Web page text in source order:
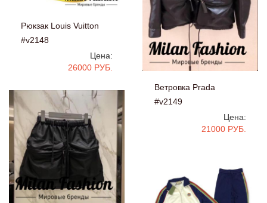
Рюкзак Louis Vuitton
#v2148
Цена:
26000 РУБ.
Ветровка Prada
#v2149
Цена:
21000 РУБ.